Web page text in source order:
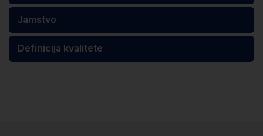
Jamstvo
Definicija kvalitete